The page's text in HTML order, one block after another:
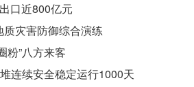
口近800亿元
灾害防御综合演练
粉”八方来客
连续安全稳定运行1000天